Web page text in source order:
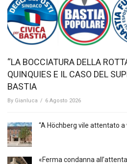
“LA BOCCIATURA DELLA
QUINQUIES E IL CASO DEL
BASTIA
By Gianluca / 6 Agosto 2026
“A Höchberg vile attentato a
«Ferma condanna